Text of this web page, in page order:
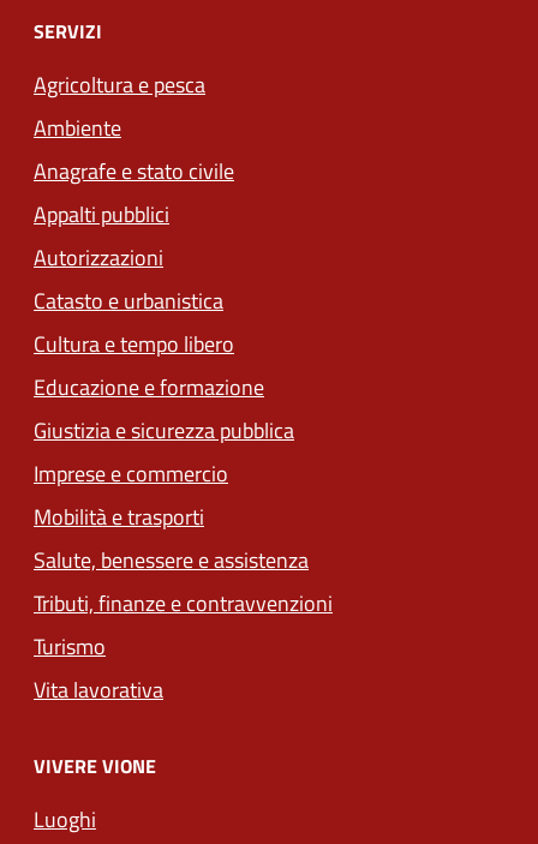
SERVIZI
Agricoltura e pesca
Ambiente
Anagrafe e stato civile
Appalti pubblici
Autorizzazioni
Catasto e urbanistica
Cultura e tempo libero
Educazione e formazione
Giustizia e sicurezza pubblica
Imprese e commercio
Mobilità e trasporti
Salute, benessere e assistenza
Tributi, finanze e contravvenzioni
Turismo
Vita lavorativa
VIVERE VIONE
Luoghi